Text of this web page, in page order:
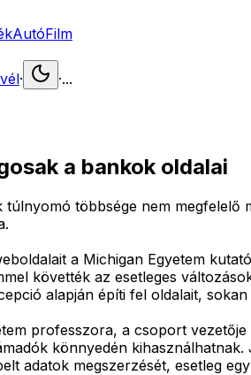
AutóFilm
· ·...
a bankok oldalai
többsége nem megfelelő
a Michigan Egyetem
követték az esetleges
alapján építi fel oldalait,
professzora, a csoport
könnyedén
adatok megszerzését, esetleg